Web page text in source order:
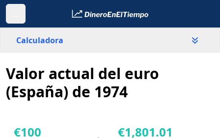
Calculadora
España
País
Valor actual del euro
(España) de 1974
€100
€1,801.01